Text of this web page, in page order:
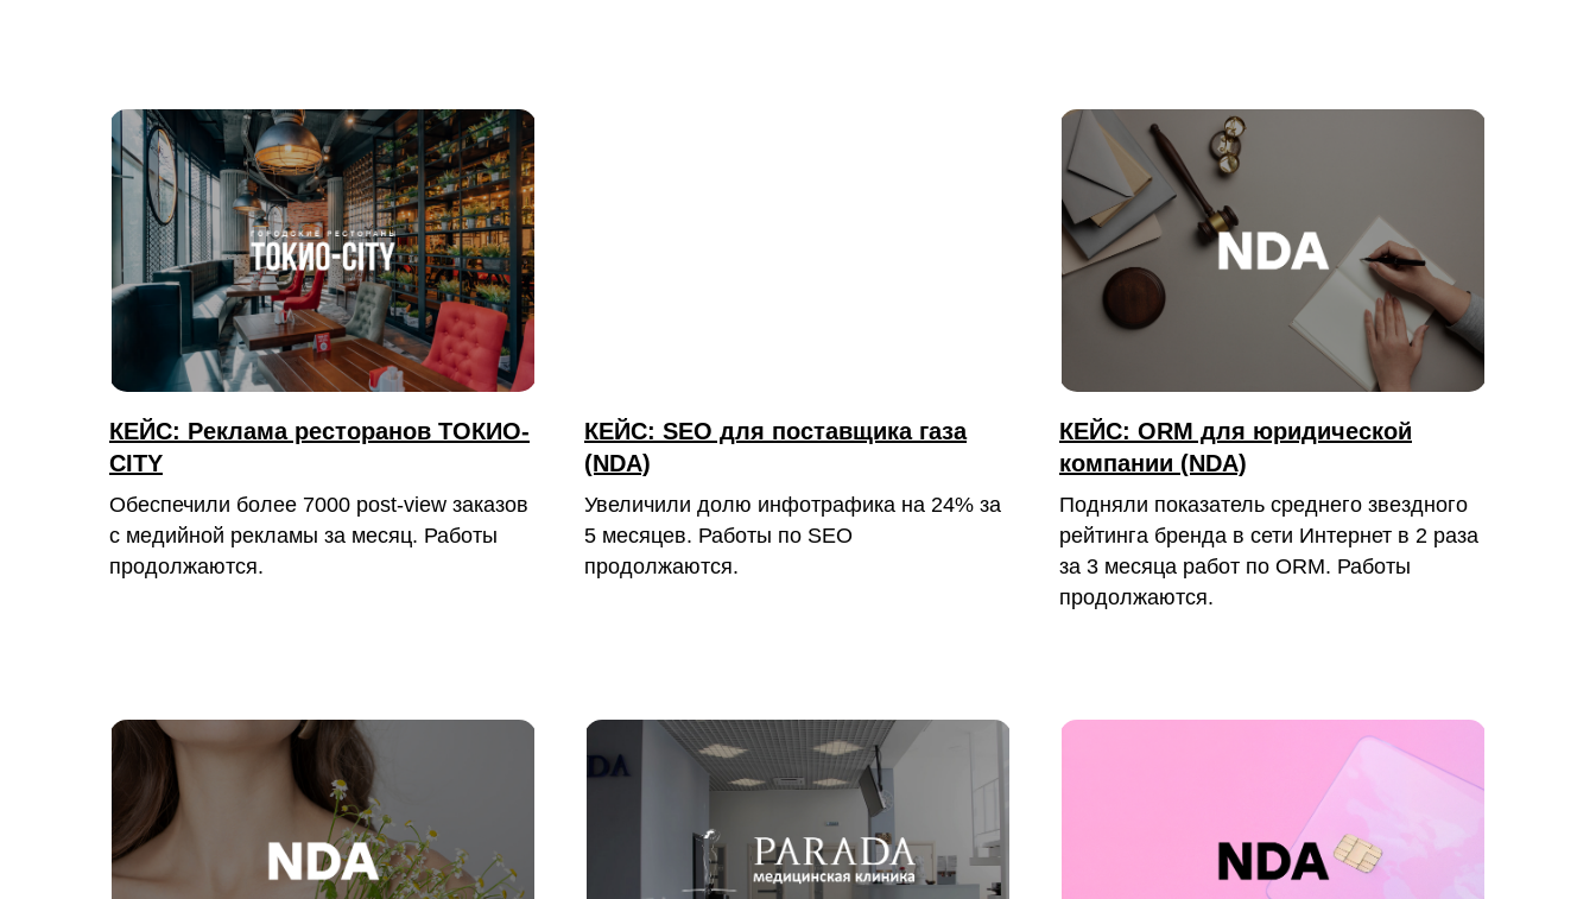
КЕЙС: Реклама ресторанов ТОКИО-
CITY
Обеспечили более 7000 post-view заказов
с медийной рекламы за месяц. Работы
продолжаются.
КЕЙС: SEO для поставщика газа
(NDA)
Увеличили долю инфотрафика на 24% за
5 месяцев. Работы по SEO
продолжаются.
КЕЙС: ORM для юридической
компании (NDA)
Подняли показатель среднего звездного
рейтинга бренда в сети Интернет в 2 раза
за 3 месяца работ по ORM. Работы
продолжаются.